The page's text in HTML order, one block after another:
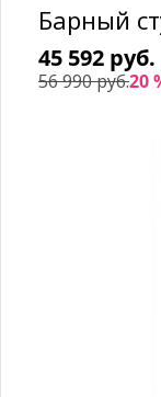
Барный
45 592 руб.
56 990 руб.20